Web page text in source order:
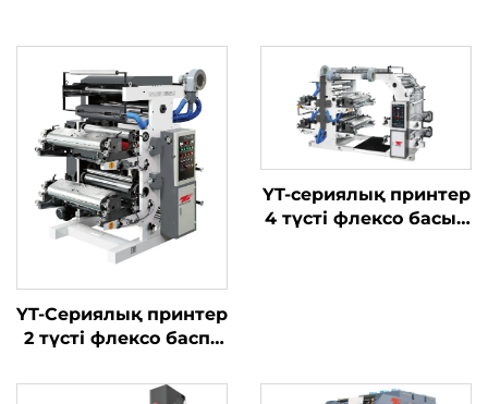
YT-Сериялық принтер
2 түсті флексо баспа
YT-сериялық принтер
4 түсті флексо басып